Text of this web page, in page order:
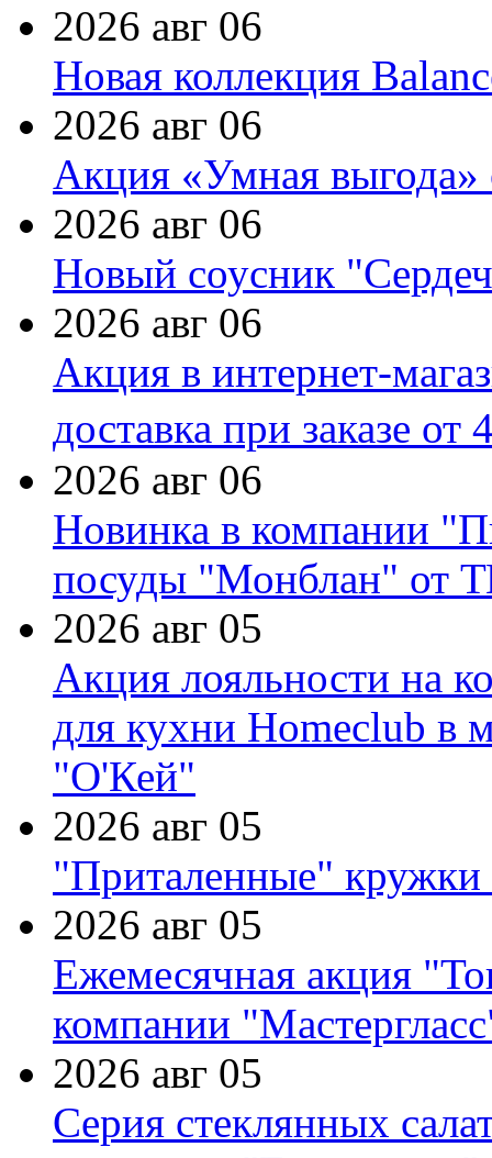
2026 авг 06
Новая коллекция
2026 авг 06
Акция «Умная выгода»
2026 авг 06
Новый соусник
2026 авг 06
Акция в интернет-
доставка при заказе от
2026 авг 06
Новинка в компании
посуды "Монблан" от
2026 авг 05
Акция лояльности на
для кухни Homeclub в
"О'Кей"
2026 авг 05
"Приталенные" кружки
2026 авг 05
Ежемесячная акция
компании
2026 авг 05
Серия стеклянных